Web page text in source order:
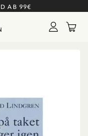
AB 99€